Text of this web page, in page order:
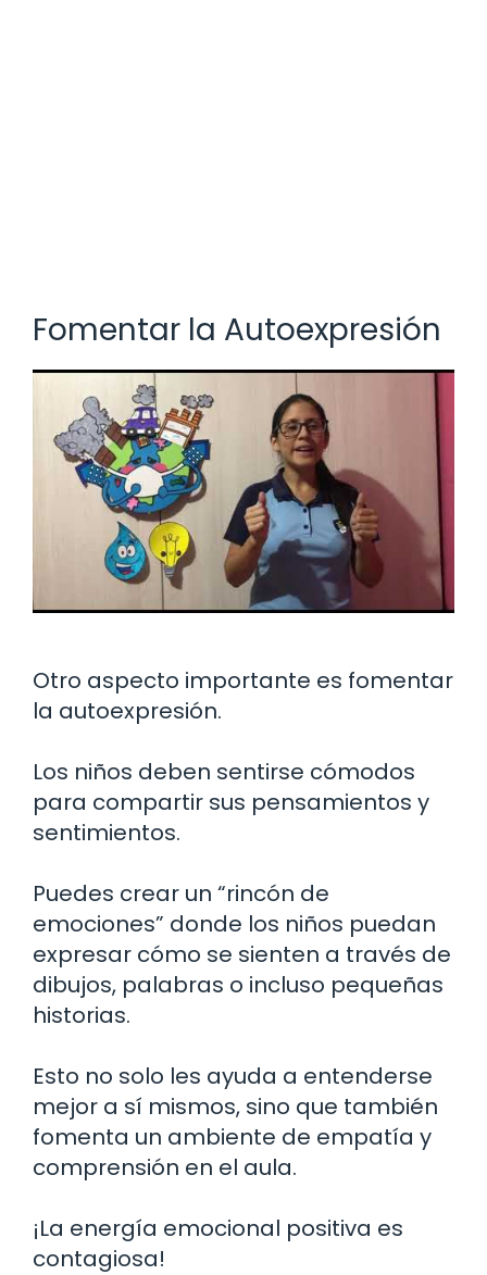
Fomentar la Autoexpresión
Otro aspecto importante es fomentar
la autoexpresión.
Los niños deben sentirse cómodos
para compartir sus pensamientos y
sentimientos.
Puedes crear un “rincón de
emociones” donde los niños puedan
expresar cómo se sienten a través de
dibujos, palabras o incluso pequeñas
historias.
Esto no solo les ayuda a entenderse
mejor a sí mismos, sino que también
fomenta un ambiente de empatía y
comprensión en el aula.
¡La energía emocional positiva es
contagiosa!